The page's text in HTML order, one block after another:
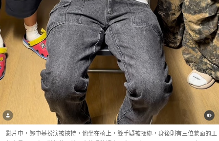
影片中，鄭中基扮演被挾持，他坐在椅上，雙手疑被捆綁，身後則有三位蒙面的工